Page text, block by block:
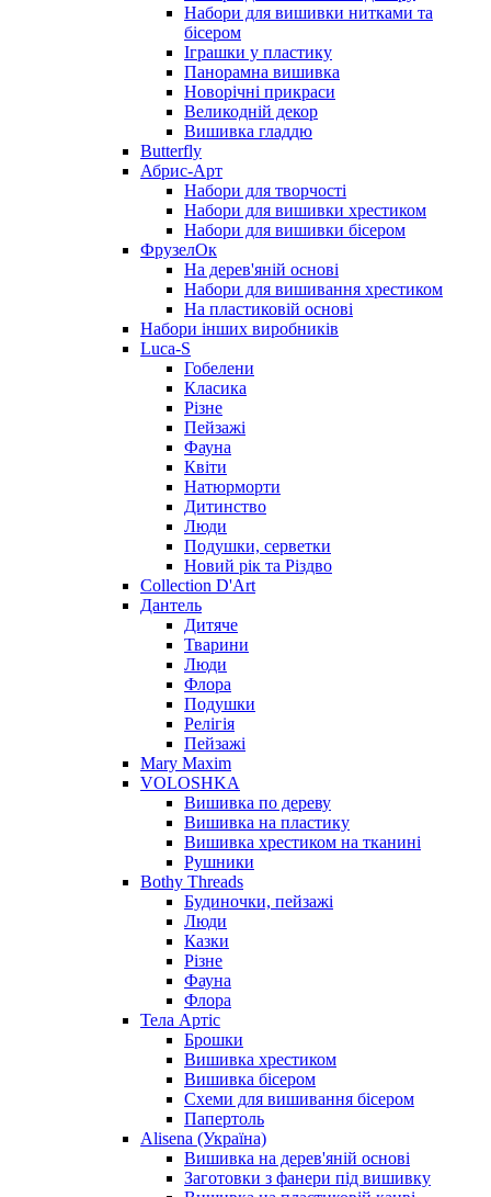
Набори для вишивки нитками та
бісером
Іграшки у пластику
Панорамна вишивка
Новорічні прикраси
Великодній декор
Вишивка гладдю
Butterfly
Абрис-Арт
Набори для творчості
Набори для вишивки хрестиком
Набори для вишивки бісером
ФрузелОк
На дерев'яній основі
Набори для вишивання хрестиком
На пластиковій основі
Набори інших виробників
Luca-S
Гобелени
Класика
Різне
Пейзажі
Фауна
Квіти
Натюрморти
Дитинство
Люди
Подушки, серветки
Новий рік та Різдво
Collection D'Art
Дантель
Дитяче
Тварини
Люди
Флора
Подушки
Релігія
Пейзажі
Mary Maxim
VOLOSHKA
Вишивка по дереву
Вишивка на пластику
Вишивка хрестиком на тканині
Рушники
Bothy Threads
Будиночки, пейзажі
Люди
Казки
Різне
Фауна
Флора
Тела Артіс
Брошки
Вишивка хрестиком
Вишивка бісером
Схеми для вишивання бісером
Папертоль
Alisena (Україна)
Вишивка на дерев'яній основі
Заготовки з фанери під вишивку